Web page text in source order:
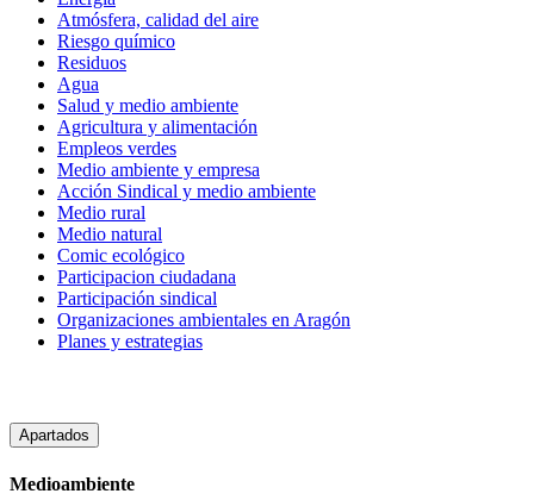
Atmósfera, calidad del aire
Riesgo químico
Residuos
Agua
Salud y medio ambiente
Agricultura y alimentación
Empleos verdes
Medio ambiente y empresa
Acción Sindical y medio ambiente
Medio rural
Medio natural
Comic ecológico
Participacion ciudadana
Participación sindical
Organizaciones ambientales en Aragón
Planes y estrategias
Apartados
Medioambiente